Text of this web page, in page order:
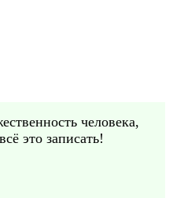
человека,
это записать!